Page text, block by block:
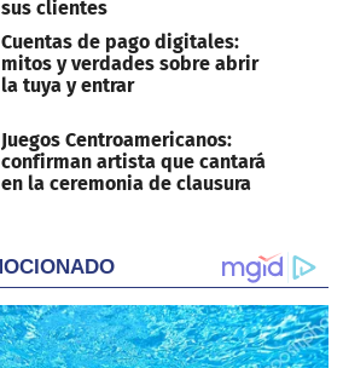
sus clientes
Cuentas de pago digitales:
mitos y verdades sobre abrir
la tuya y entrar
Juegos Centroamericanos:
confirman artista que cantará
en la ceremonia de clausura